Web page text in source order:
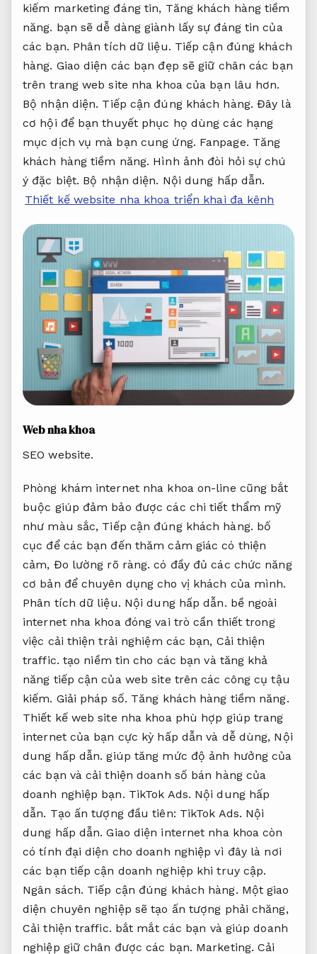
kiếm marketing đáng tin, Tăng khách hàng tiềm
năng. bạn sẽ dễ dàng giành lấy sự đáng tin của
các bạn. Phân tích dữ liệu. Tiếp cận đúng khách
hàng. Giao diện các bạn đẹp sẽ giữ chân các bạn
trên trang web site nha khoa của bạn lâu hơn.
Bộ nhận diện. Tiếp cận đúng khách hàng. Đây là
cơ hội để bạn thuyết phục họ dùng các hạng
mục dịch vụ mà bạn cung ứng. Fanpage. Tăng
khách hàng tiềm năng. Hình ảnh đòi hỏi sự chú
ý đặc biệt. Bộ nhận diện. Nội dung hấp dẫn.
Thiết kế website nha khoa triển khai đa kênh
Web nha khoa
SEO website.
Phòng khám internet nha khoa on-line cũng bắt
buộc giúp đảm bảo được các chi tiết thẩm mỹ
như màu sắc, Tiếp cận đúng khách hàng. bố
cục để các bạn đến thăm cảm giác có thiện
cảm, Đo lường rõ ràng. có đầy đủ các chức năng
cơ bản để chuyên dụng cho vị khách của mình.
Phân tích dữ liệu. Nội dung hấp dẫn. bề ngoài
internet nha khoa đóng vai trò cần thiết trong
việc cải thiện trải nghiệm các bạn, Cải thiện
traffic. tạo niềm tin cho các bạn và tăng khả
năng tiếp cận của web site trên các công cụ tậu
kiếm. Giải pháp số. Tăng khách hàng tiềm năng.
Thiết kế web site nha khoa phù hợp giúp trang
internet của bạn cực kỳ hấp dẫn và dễ dùng, Nội
dung hấp dẫn. giúp tăng mức độ ảnh hưởng của
các bạn và cải thiện doanh số bán hàng của
doanh nghiệp bạn. TikTok Ads. Nội dung hấp
dẫn. Tạo ấn tượng đầu tiên: TikTok Ads. Nội
dung hấp dẫn. Giao diện internet nha khoa còn
có tính đại diện cho doanh nghiệp vì đây là nơi
các bạn tiếp cận doanh nghiệp khi truy cập.
Ngân sách. Tiếp cận đúng khách hàng. Một giao
diện chuyên nghiệp sẽ tạo ấn tượng phải chăng,
Cải thiện traffic. bắt mắt các bạn và giúp doanh
nghiệp giữ chân được các bạn. Marketing. Cải